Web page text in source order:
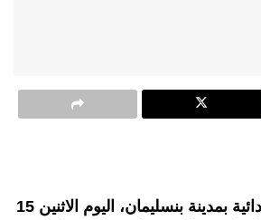
قررت المحكمة الابتدائية بمدينة بنسليمان، اليوم الاثنين 15